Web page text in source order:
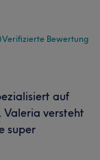
Verifizierte Bewertung
auf
Valeria versteht
super